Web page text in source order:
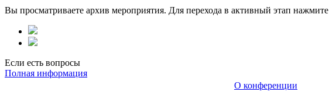
Вы просматриваете архив мероприятия. Для перехода в активный этап нажмите
Если есть вопросы
Полная информация
О конференции